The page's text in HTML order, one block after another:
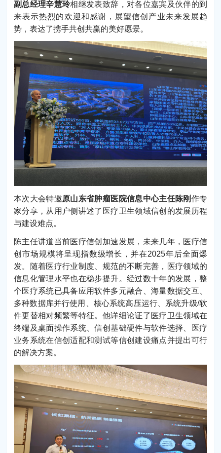
副总经理辛慧玲相继发表致辞，对各位嘉宾及伙伴的到
来表示热烈的欢迎和感谢，展望信创产业未来发展趋
势，表达了携手共创共赢的美好愿景。
本次大会特邀原山东省肿瘤医院信息中心主任陈刚 作专
家分享，从用户侧讲述了医疗卫生领域信创的发展历程
与建设难点。
陈主任讲道当前医疗信创加速发展，未来几年，医疗信
创市场规模将呈现指数级增长，并在2025年后全面爆
发。随着医疗行业制度、规范的不断完善，医疗领域的
信息化管理水平也在稳步提升。经过数十年的发展，整
个医疗系统已具备应用软件多元融合、海量数据交互、
多种数据库并行使用、核心系统高压运行、系统升级/软
件更替相对频繁等特征。他详细论证了医疗卫生领域在
终端及桌面操作系统、信创基础硬件与软件选择、医疗
业务系统在信创适配和测试等信创建设痛点并提出可行
的解决方案。